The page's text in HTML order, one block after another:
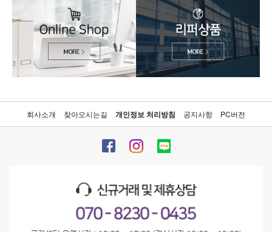
회사소개 찾아오시는길 개인정보 처리방침 공지사항 PC버전